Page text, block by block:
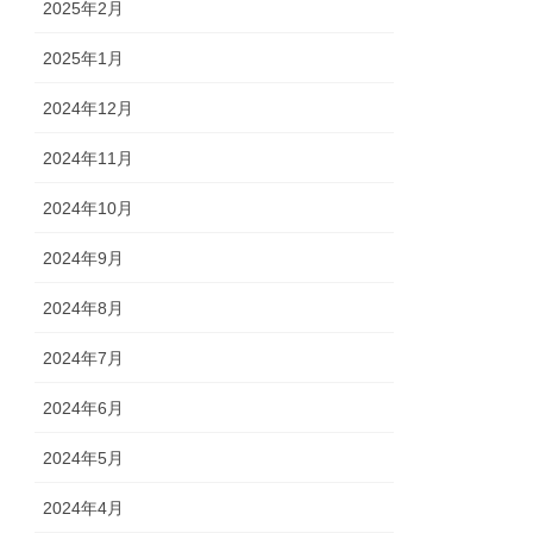
2025年2月
2025年1月
2024年12月
2024年11月
2024年10月
2024年9月
2024年8月
2024年7月
2024年6月
2024年5月
2024年4月